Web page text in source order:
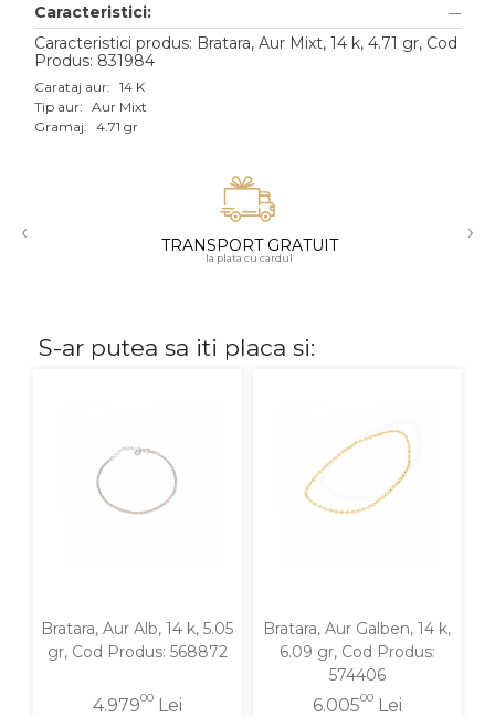
Aur alb
Aur roz
Aur mixt
18K
Caracteristici:
Caracteristici produs: Bratara, Aur Mixt, 14 k, 4.71 gr, Cod
Produs: 831984
Carataj aur: 14 K
Tip aur: Aur Mixt
Gramaj: 4.71 gr
‹ TRANSPORT GRATUIT
la plata cu cardul
›
S-ar putea sa iti placa si:
Bratara, Aur Alb, 14 k, 5.05
gr, Cod Produs: 568872
4.97900Lei
Bratara, Aur Galben, 14 k,
6.09 gr, Cod Produs:
574406
6.00500Lei